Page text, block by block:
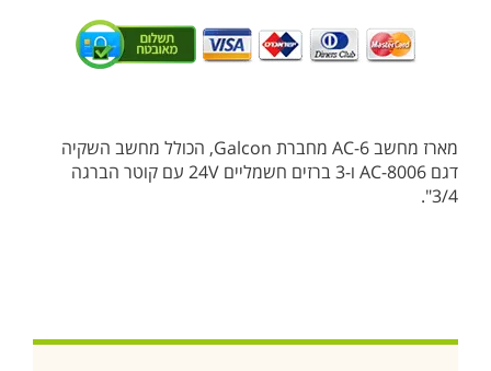
מארז מחשב AC-6 מחברת Galcon, הכולל מחשב השקיה
דגם AC-8006 ו-3 ברזים חשמליים 24V עם קוטר הברגה
3/4".